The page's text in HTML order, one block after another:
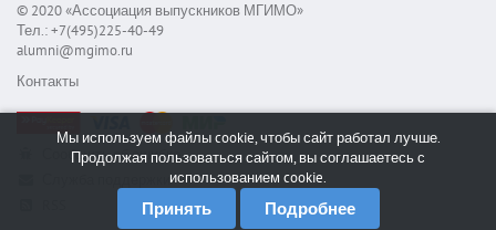
© 2020 «Ассоциация выпускников МГИМО»
Тел.: +7(495)225-40-49
alumni@mgimo.ru
Контакты
Сообщить об ошибке
Мы используем файлы cookie, чтобы сайт работал лучше.
Продолжая пользоваться сайтом, вы соглашаетесь с
использованием cookie.
Принять Подробнее